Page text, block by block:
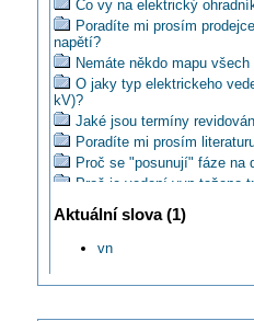
Co vy na elektrický
Poradíte mi prosím
napětí?
Nemáte někdo mapu
O jaky typ elektrickeho
kV)?
Jaké jsou termíny
Poradíte mi prosím
Proč se "posunují" fáze na
Proč je vedení vvn taženo
Proc je narust kapacity u
Jaká je minimální
Jak správně postupovat při
Je možné vn IT 22kV jen
Aktuální slova (1)
vn